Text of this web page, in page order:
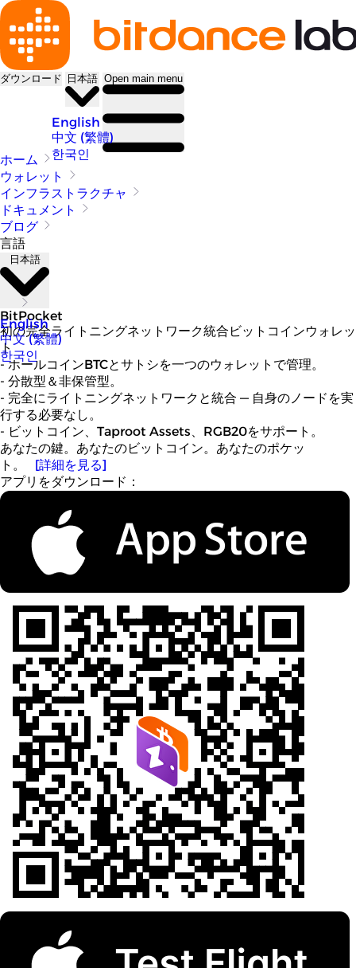
ダウンロード 日本語
English
中文 (繁體)
한국인
Open main menu
ホーム
ウォレット
インフラストラクチャ
ドキュメント
ブログ
言語
日本語
English
中文 (繁體)
한국인
BitPocket
初の完全ライトニングネットワーク統合ビットコインウォレッ
ト
- ホールコインBTCとサトシを一つのウォレットで管理。
- 分散型＆非保管型。
- 完全にライトニングネットワークと統合 — 自身のノードを実
行する必要なし。
- ビットコイン、Taproot Assets、RGB20をサポート。
あなたの鍵。あなたのビットコイン。あなたのポケッ
ト。 [詳細を見る]
アプリをダウンロード：